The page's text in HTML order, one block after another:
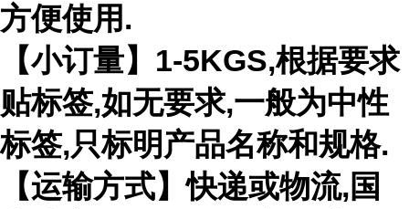
方便使用.
【小订量】1-5KGS,根据要求
贴标签,如无要求,一般为中性
标签,只标明产品名称和规格.
【运输方式】快递或物流,国